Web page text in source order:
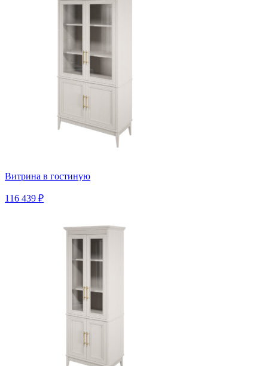
Витрина в гостиную
116 439 ₽